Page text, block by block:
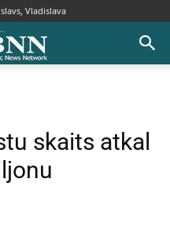
Vladislava
skaits atkal